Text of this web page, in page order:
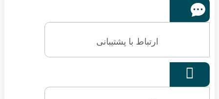
ارتباط با پشتیبانی
